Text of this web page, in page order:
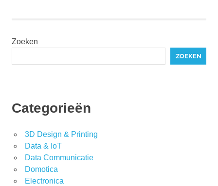
Zoeken
ZOEKEN
Categorieën
3D Design & Printing
Data & IoT
Data Communicatie
Domotica
Electronica